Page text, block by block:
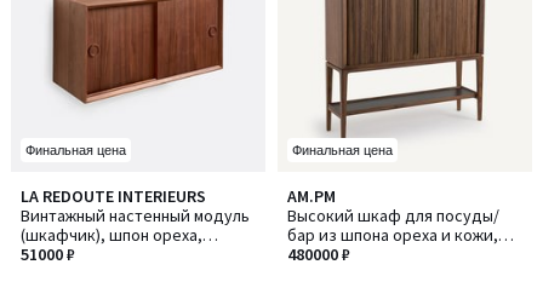
Финальная цена
LA REDOUTE INTERIEURS
Винтажный настенный модуль
(шкафчик), шпон ореха,
QUILDA / КИЛЬДА
51000 ₽
Финальная цена
AM.PM
Высокий шкаф для посуды/
бар из шпона ореха и кожи,
Liamca / Лиамка
480000 ₽
4
/
5